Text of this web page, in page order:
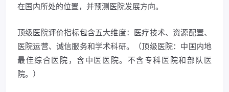
在国内所处的位置，并预测医院发展方向。
顶级医院评价指标包含五大维度：医疗技术、资源配置、
医院运营、诚信服务和学术科研。（顶级医院：中国内地
最佳综合医院，含中医医院。不含专科医院和部队医
院。）